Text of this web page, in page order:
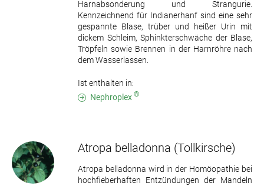
Harnabsonderung und Strangurie.
Kennzeichnend für Indianerhanf sind eine sehr
gespannte Blase, trüber und heißer Urin mit
dickem Schleim, Sphinkterschwäche der Blase,
Tröpfeln sowie Brennen in der Harnröhre nach
dem Wasserlassen.
Ist enthalten in:
Nephroplex ®
Atropa belladonna (Tollkirsche)
Atropa belladonna wird in der Homöopathie bei
hochfieberhaften Entzündungen der Mandeln